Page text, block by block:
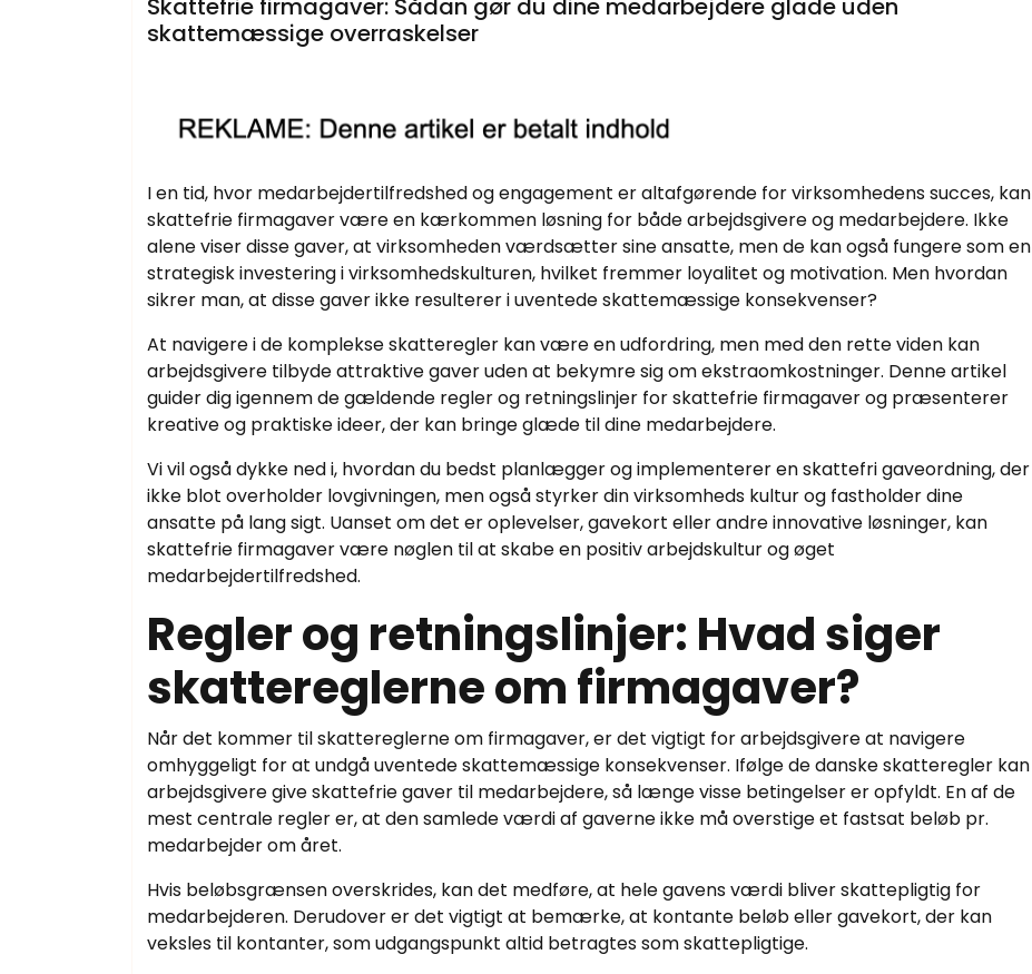
Skattefrie firmagaver: Sådan gør du dine medarbejdere glade uden
skattemæssige overraskelser
I en tid, hvor medarbejdertilfredshed og engagement er altafgørende for virksomhedens succes, kan
skattefrie firmagaver være en kærkommen løsning for både arbejdsgivere og medarbejdere. Ikke
alene viser disse gaver, at virksomheden værdsætter sine ansatte, men de kan også fungere som en
strategisk investering i virksomhedskulturen, hvilket fremmer loyalitet og motivation. Men hvordan
sikrer man, at disse gaver ikke resulterer i uventede skattemæssige konsekvenser?
At navigere i de komplekse skatteregler kan være en udfordring, men med den rette viden kan
arbejdsgivere tilbyde attraktive gaver uden at bekymre sig om ekstraomkostninger. Denne artikel
guider dig igennem de gældende regler og retningslinjer for skattefrie firmagaver og præsenterer
kreative og praktiske ideer, der kan bringe glæde til dine medarbejdere.
Vi vil også dykke ned i, hvordan du bedst planlægger og implementerer en skattefri gaveordning, der
ikke blot overholder lovgivningen, men også styrker din virksomheds kultur og fastholder dine
ansatte på lang sigt. Uanset om det er oplevelser, gavekort eller andre innovative løsninger, kan
skattefrie firmagaver være nøglen til at skabe en positiv arbejdskultur og øget
medarbejdertilfredshed.
Regler og retningslinjer: Hvad siger
skattereglerne om firmagaver?
Når det kommer til skattereglerne om firmagaver, er det vigtigt for arbejdsgivere at navigere
omhyggeligt for at undgå uventede skattemæssige konsekvenser. Ifølge de danske skatteregler kan
arbejdsgivere give skattefrie gaver til medarbejdere, så længe visse betingelser er opfyldt. En af de
mest centrale regler er, at den samlede værdi af gaverne ikke må overstige et fastsat beløb pr.
medarbejder om året.
Hvis beløbsgrænsen overskrides, kan det medføre, at hele gavens værdi bliver skattepligtig for
medarbejderen. Derudover er det vigtigt at bemærke, at kontante beløb eller gavekort, der kan
veksles til kontanter, som udgangspunkt altid betragtes som skattepligtige.